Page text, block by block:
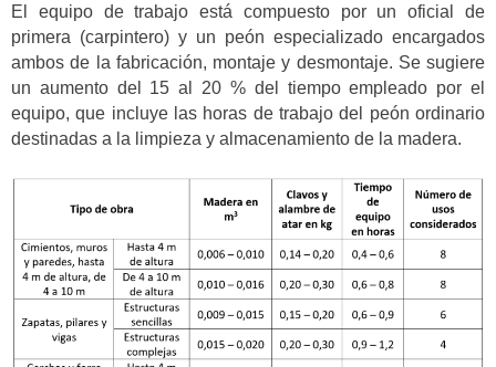
El equipo de trabajo está compuesto por un oficial de
primera (carpintero) y un peón especializado encargados
ambos de la fabricación, montaje y desmontaje. Se sugiere
un aumento del 15 al 20 % del tiempo empleado por el
equipo, que incluye las horas de trabajo del peón ordinario
destinadas a la limpieza y almacenamiento de la madera.